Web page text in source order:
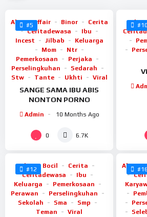
#5
Abg Affair Binor
Cerita
Ceritadewasa
Ibu
Incest
Jilbab
Keluarga
Mom
Ntr
Pemerkosaan
Perjaka
Perselingkuhan
Sedarah
Stw
Tante Ukhti Viral
SANGE SAMA IBU ABIS
NONTON PORNO
Admin 10 Months Ago
0 6.7K
#10
Abg
#12
Abg Bocil
Cerita
Ceritadewasa
Ibu
Keluarga
Pemerkosaan
Perawan
Perselingkuhan
Sekolah
Sma
Smp
Teman
Viral
#16
Abg